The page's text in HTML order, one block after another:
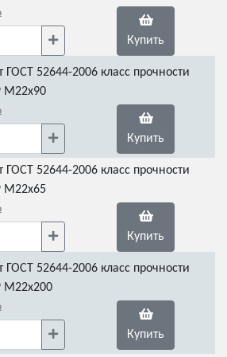
Купить
ГОСТ 52644-2006 класс прочности
М22х90
Купить
ГОСТ 52644-2006 класс прочности
М22х65
Купить
ГОСТ 52644-2006 класс прочности
М22х200
Купить